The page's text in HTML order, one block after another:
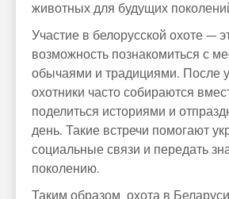
животных для будущих
Участие в белорусской охоте —
возможность познакомиться с
обычаями и традициями. После
охотники часто собираются
поделиться историями и
день. Такие встречи помогают
социальные связи и передать
поколению.